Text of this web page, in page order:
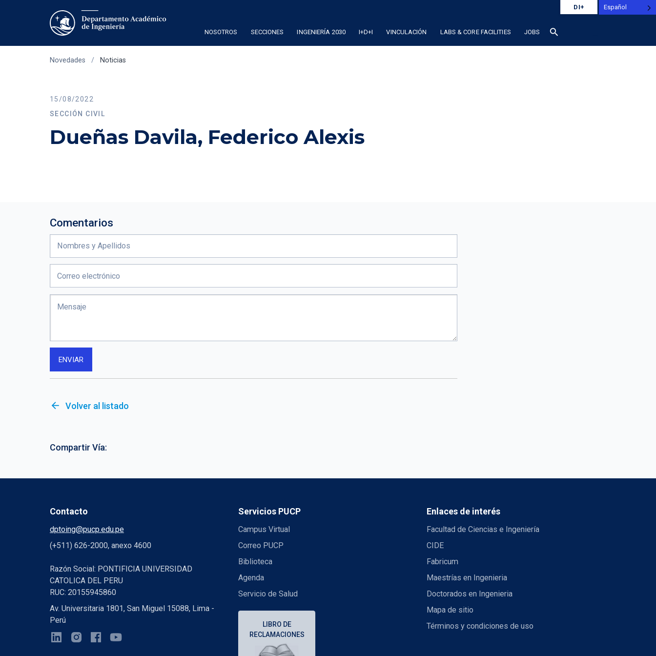
NOSOTROS SECCIONES INGENIERÍA 2030 I+D+I VINCULACIÓN LABS & CORE FACILITIES JOBS search
DI+
Novedades / Noticias
15/08/2022
SECCIÓN CIVIL
Dueñas Davila, Federico Alexis
Comentarios
arrow_back Volver al listado
Compartir Vía:
Contacto
dptoing@pucp.edu.pe
(+511) 626-2000, anexo 4600
Razón Social: PONTIFICIA UNIVERSIDAD
CATOLICA DEL PERU
RUC: 20155945860
Av. Universitaria 1801, San Miguel 15088, Lima -
Perú
Servicios PUCP
Campus Virtual
Correo PUCP
Biblioteca
Agenda
Servicio de Salud
LIBRO DE
RECLAMACIONES
Enlaces de interés
Facultad de Ciencias e Ingeniería
CIDE
Fabricum
Maestrías en Ingenieria
Doctorados en Ingenieria
Mapa de sitio
Términos y condiciones de uso
Español